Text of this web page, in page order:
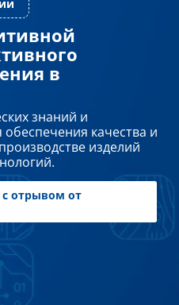
в
знаний и
качества и
изделий
с отрывом от